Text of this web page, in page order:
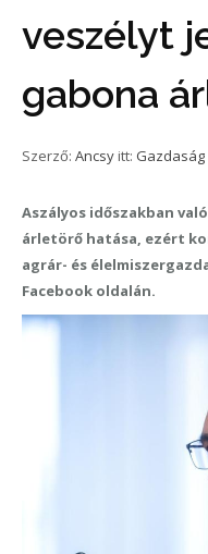
veszélyt
gabona
Szerző: Ancsy itt: Gazdaság
Aszályos időszakban
árletörő hatása, ezért
agrár- és
Facebook oldalán.